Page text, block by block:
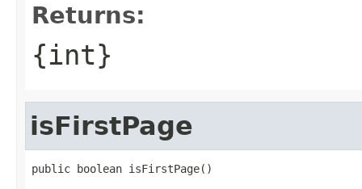
Returns:
{int}
isFirstPage
public boolean isFirstPage()